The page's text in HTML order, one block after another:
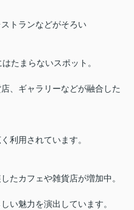
トランなどがそろい
たまらないスポット。
、ギャラリーなどが融合した
利用されています。
たカフェや雑貨店が増加中。
い魅力を演出しています。